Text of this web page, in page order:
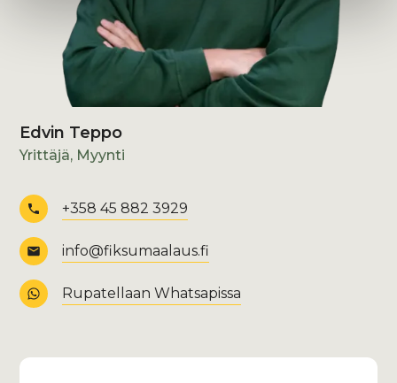
Edvin Teppo
Yrittäjä, Myynti
+358 45 882 3929
info@fiksumaalaus.fi
Rupatellaan Whatsapissa